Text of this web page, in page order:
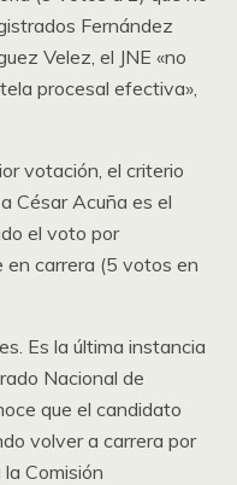
Fernández
Velez, el JNE «no
procesal efectiva»,
votación, el criterio
César Acuña es el
el voto por
en carrera (5 votos en
Es la última instancia
Nacional de
que el candidato
volver a carrera por
Comisión